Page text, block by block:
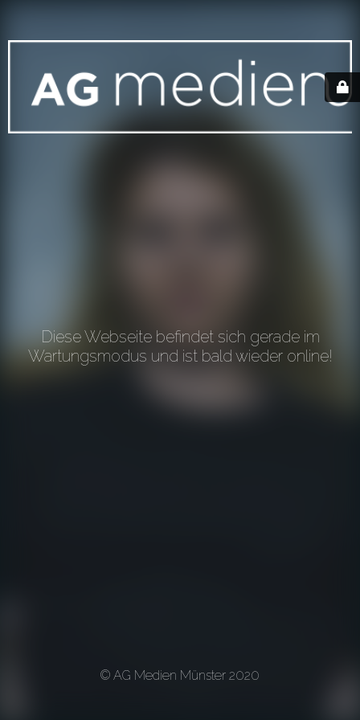
Diese Webseite befindet sich gerade im
Wartungsmodus und ist bald wieder online!
© AG Medien Münster 2020